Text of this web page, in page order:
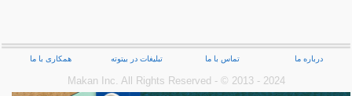
درباره ما تماس با ما تبلیغات در بیتوته همکاری با ما
Makan Inc.‎ All Rights Reserved - © 2013 - 2024